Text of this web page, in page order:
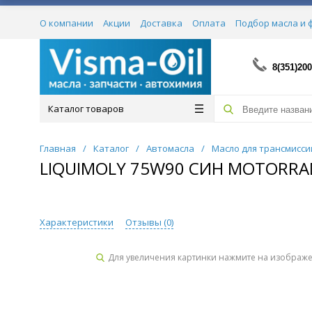
О компании Акции Доставка Оплата Подбор масла и
Сертификаты
Каталог товаров
Главная / Каталог / Автомасла / Масло для
LIQUIMOLY 75W90 СИН
Характеристики Отзывы (0)
Для увеличения картинки нажмите на